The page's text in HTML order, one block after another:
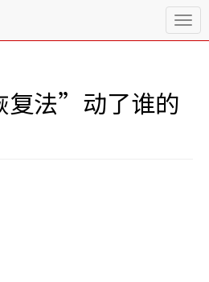
T
o
复法”动了谁的